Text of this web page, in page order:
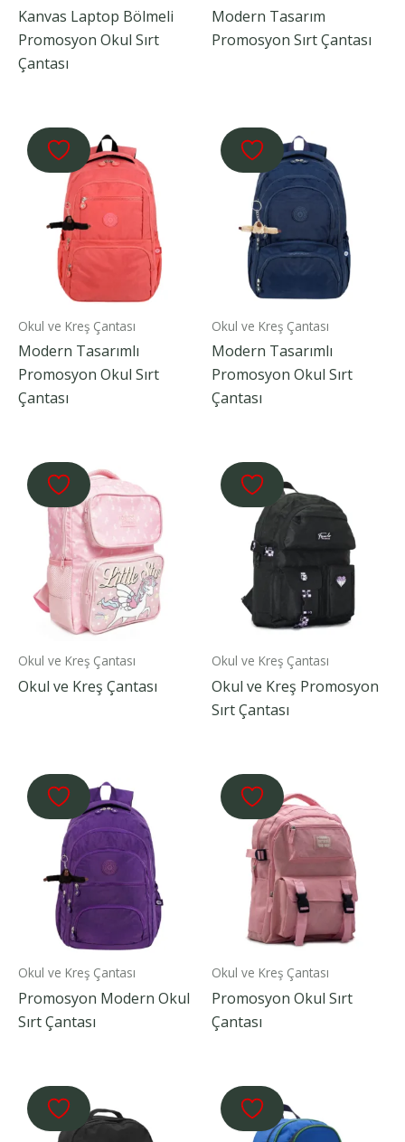
Kanvas Laptop Bölmeli
Promosyon Okul Sırt
Çantası
Modern Tasarım
Promosyon Sırt Çantası
Okul ve Kreş Çantası
Modern Tasarımlı
Promosyon Okul Sırt
Çantası
Okul ve Kreş Çantası
Modern Tasarımlı
Promosyon Okul Sırt
Çantası
Okul ve Kreş Çantası
Okul ve Kreş Çantası
Okul ve Kreş Çantası
Okul ve Kreş Promosyon
Sırt Çantası
Okul ve Kreş Çantası
Promosyon Modern Okul
Sırt Çantası
Okul ve Kreş Çantası
Promosyon Okul Sırt
Çantası